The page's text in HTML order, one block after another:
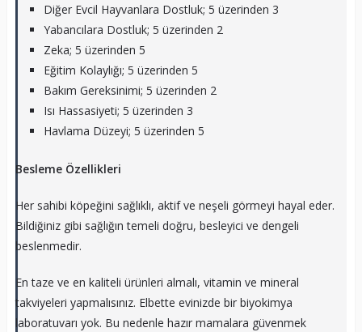
Diğer Evcil Hayvanlara Dostluk; 5 üzerinden 3
Yabancılara Dostluk; 5 üzerinden 2
Zeka; 5 üzerinden 5
Eğitim Kolaylığı; 5 üzerinden 5
Bakım Gereksinimi; 5 üzerinden 2
Isı Hassasiyeti; 5 üzerinden 3
Havlama Düzeyi; 5 üzerinden 5
Besleme Özellikleri
Her sahibi köpeğini sağlıklı, aktif ve neşeli görmeyi hayal eder.
Bildiğiniz gibi sağlığın temeli doğru, besleyici ve dengeli
beslenmedir.
En taze ve en kaliteli ürünleri almalı, vitamin ve mineral
takviyeleri yapmalısınız. Elbette evinizde bir biyokimya
laboratuvarı yok. Bu nedenle hazır mamalara güvenmek